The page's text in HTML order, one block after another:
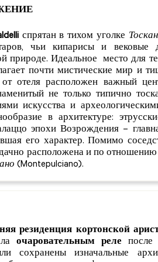
спрятан в тихом уголке
чьи кипарисы и
природе. Идеальное место для
почти мистические мир и
от отеля расположен важный
не только типично
искусства и
в архитектуре:
эпохи Возрождения –
его характер. Помимо
расположена и по
(Montepulciano).
резиденция кортонской
очаровательным реле после
сохранены изначальные